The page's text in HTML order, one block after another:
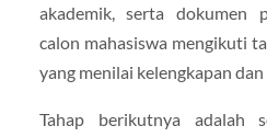
akademik, serta dokumen
calon mahasiswa mengikuti
yang menilai kelengkapan
Tahap berikutnya adalah